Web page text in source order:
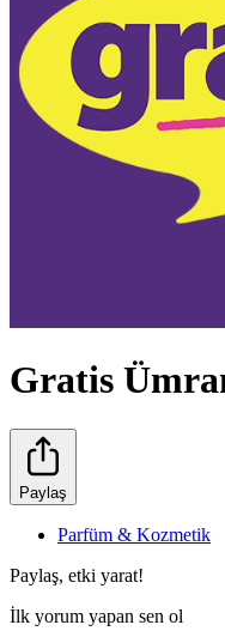
Gratis
Paylaş
Parfüm & Kozmetik
Paylaş, etki yarat!
İlk yorum yapan sen ol